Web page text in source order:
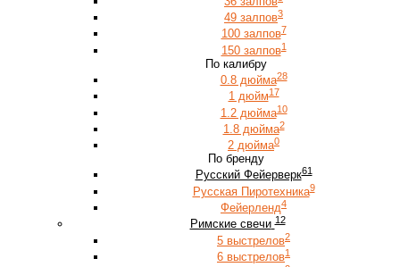
49 залпов3
100 залпов7
150 залпов1
По калибру
0.8 дюйма28
1 дюйм17
1.2 дюйма10
1.8 дюйма2
2 дюйма0
По бренду
Русский Фейерверк61
Русская Пиротехника9
Фейерленд4
Римские свечи 12
5 выстрелов2
6 выстрелов1